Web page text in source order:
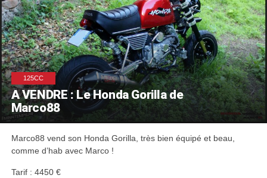
125CC
A VENDRE : Le Honda Gorilla de
Marco88
Marco88 vend son Honda Gorilla, très bien équipé et beau,
comme d’hab avec Marco !
Tarif : 4450 €